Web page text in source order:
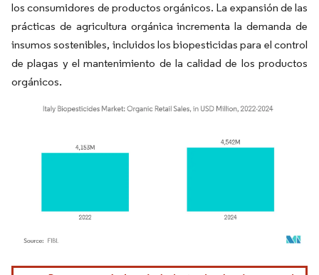
los consumidores de productos orgánicos. La expansión de las
prácticas de agricultura orgánica incrementa la demanda de
insumos sostenibles, incluidos los biopesticidas para el control
de plagas y el mantenimiento de la calidad de los productos
orgánicos.
Imagen © Mordor Intelligence. El uso requiere atribución según CC BY 4.0.